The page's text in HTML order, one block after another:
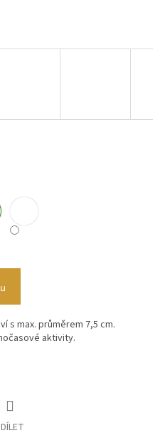
s max. průměrem 7,5 cm.
aktivity.